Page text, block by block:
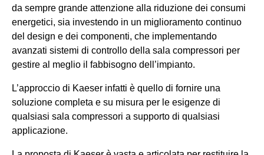
da sempre grande attenzione alla riduzione dei consumi
energetici, sia investendo in un miglioramento continuo
del design e dei componenti, che implementando
avanzati sistemi di controllo della sala compressori per
gestire al meglio il fabbisogno dell’impianto.
L’approccio di Kaeser infatti è quello di fornire una
soluzione completa e su misura per le esigenze di
qualsiasi sala compressori a supporto di qualsiasi
applicazione.